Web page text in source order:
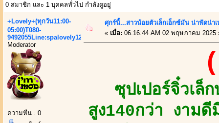
0 สมาชิก และ 1 บุคคลทั่วไป กำลังดูอยู่
+Lovely+(ทุกวัน11:00-
05:00)T080-
9492055Line:spalovely123
Moderator
ความหื่น : 0
ศุกร์นี้...สาวน้อยตัวเล็กเอ็กซ์มัน น่าฟัดน่า
« เมื่อ: 06:16:44 AM 02 พฤษภาคม 2025
ซุปเปอร์จิ๋วเ
สูง140กว่า งาม